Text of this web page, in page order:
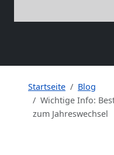
Startseite
Blog
Wichtige Info:
zum Jahreswechsel